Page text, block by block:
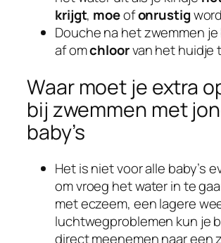
krijgt, moeofonrustig
Douche na het zwemmen
af omchloorvan het huidje
Waar moet je extra
bij zwemmen met
baby’s
Het is niet voor alle baby’s
om vroeg het water in te
met eczeem, een lagere
luchtwegproblemen kun je
direct meenemen naar een